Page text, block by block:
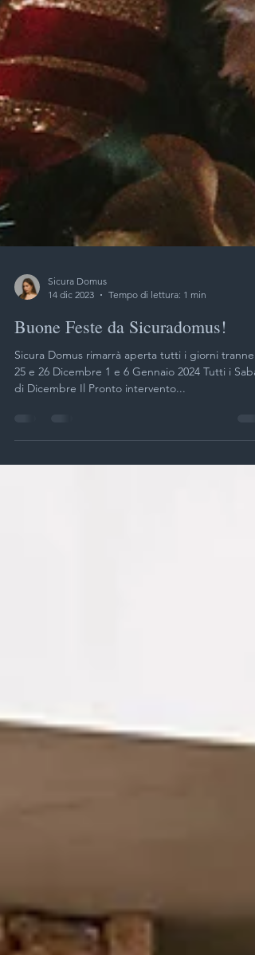
Sicura Domus
14 dic 2023
Tempo di lettura: 1 min
Buone Feste da Sicuradomus!
25 e 26 Dicembre 1 e 6 Gennaio 2024 Tutti i